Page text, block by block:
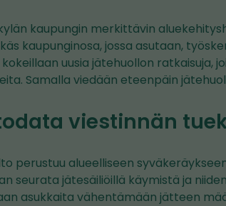
kaupungin merkittävin
kaupunginosa, jossa asutaan,
uusia jätehuollon ratkaisuja,
Samalla viedään eteenpäin
viestinnän
perustuu alueelliseen
seurata jätesäiliöillä käymistä ja
asukkaita vähentämään jätteen